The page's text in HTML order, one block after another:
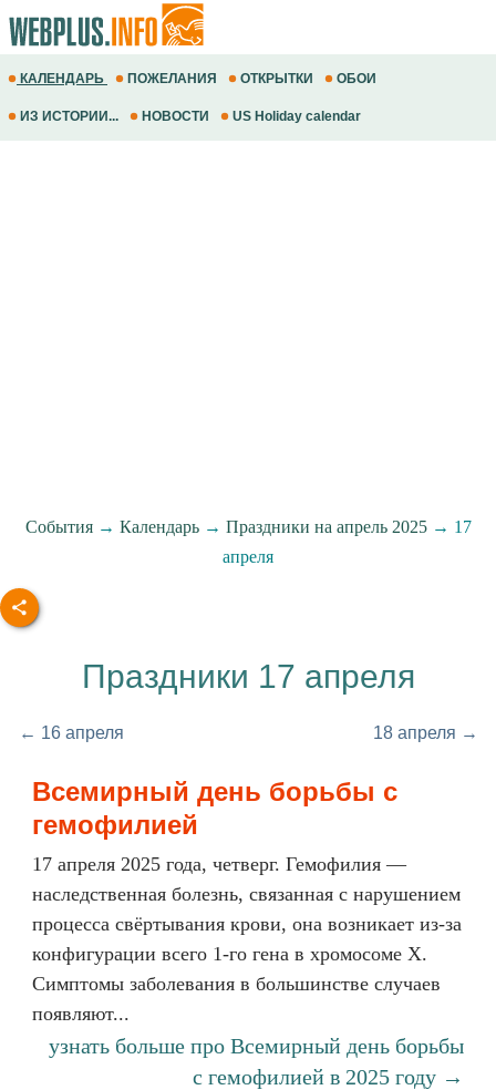
КАЛЕНДАРЬ ПОЖЕЛАНИЯ ОТКРЫТКИ ОБОИ
ИЗ ИСТОРИИ... НОВОСТИ US Holiday calendar
События→ Календарь→ Праздники на апрель 2025→ 17
апреля
Праздники 17 апреля
← 16 апреля 18 апреля →
Всемирный день борьбы с
гемофилией
17 апреля 2025 года, четверг. Гемофилия —
наследственная болезнь, связанная с нарушением
процесса свёртывания крови, она возникает из-за
конфигурации всего 1-го гена в хромосоме X.
Симптомы заболевания в большинстве случаев
появляют...
узнать больше про Всемирный день борьбы
с гемофилией в 2025 году →